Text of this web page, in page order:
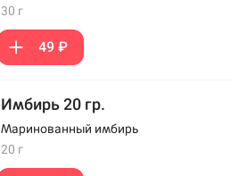
30 г
49 ₽
Имбирь 20 гр.
Маринованный имбирь
20 г